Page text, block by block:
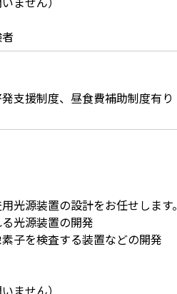
支援制度、昼食費補助制度有り
光源装置の設計をお任せします。
光源装置の開発
子を検査する装置などの開発
ません）